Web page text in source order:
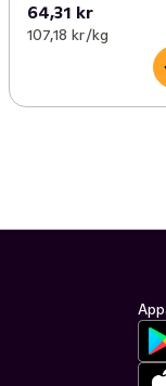
64,31 kr
107,18 kr /kg